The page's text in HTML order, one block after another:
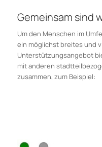
Gemeinsam sind
Um den Menschen im
ein möglichst breites und
Unterstützungsangebot
mit anderen
zusammen, zum Beispiel: